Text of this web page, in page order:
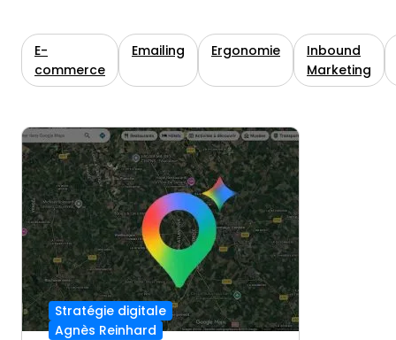
E-
commerce
Emailing Ergonomie
Inbound
Marketing
Stratégie digitale
Agnès Reinhard